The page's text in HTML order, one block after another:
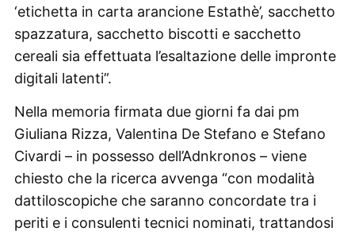
‘etichetta in carta arancione Estathè’, sacchetto
spazzatura, sacchetto biscotti e sacchetto
cereali sia effettuata l’esaltazione delle impronte
digitali latenti”.
Nella memoria firmata due giorni fa dai pm
Giuliana Rizza, Valentina De Stefano e Stefano
Civardi – in possesso dell’Adnkronos – viene
chiesto che la ricerca avvenga “con modalità
dattiloscopiche che saranno concordate tra i
periti e i consulenti tecnici nominati, trattandosi